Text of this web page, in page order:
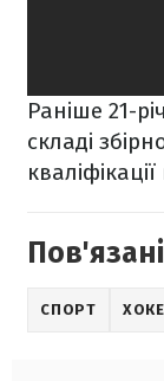
Раніше 21-
складі
СПОРТ